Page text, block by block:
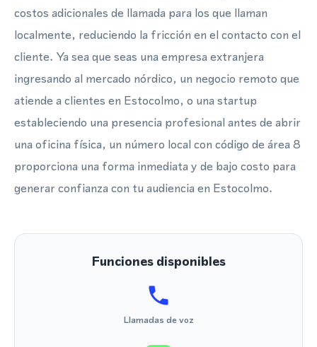
costos adicionales de llamada para los que llaman
localmente, reduciendo la fricción en el contacto con el
cliente. Ya sea que seas una empresa extranjera
ingresando al mercado nórdico, un negocio remoto que
atiende a clientes en Estocolmo, o una startup
estableciendo una presencia profesional antes de abrir
una oficina física, un número local con código de área 8
proporciona una forma inmediata y de bajo costo para
generar confianza con tu audiencia en Estocolmo.
Funciones disponibles
Llamadas de voz